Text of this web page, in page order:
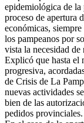
epidemiológica de
proceso de apertura
económicas,
los pampeanos por
vista la necesidad
Explicó que hasta el
progresiva,
de Crisis de La
nuevas actividades
bien de las
pedidos provinciales.